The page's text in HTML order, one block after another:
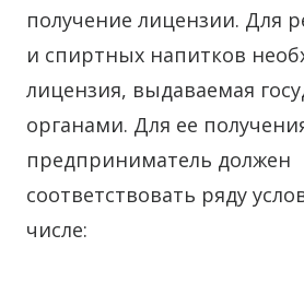
получение лицензии. Для
и спиртных напитков
лицензия, выдаваемая
органами. Для ее
предприниматель должен
соответствовать ряду
числе: